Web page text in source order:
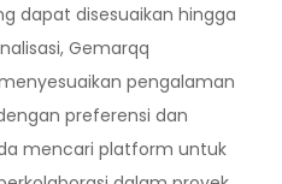
dapat disesuaikan hingga
Gemarqq
pengalaman
preferensi dan
mencari platform untuk